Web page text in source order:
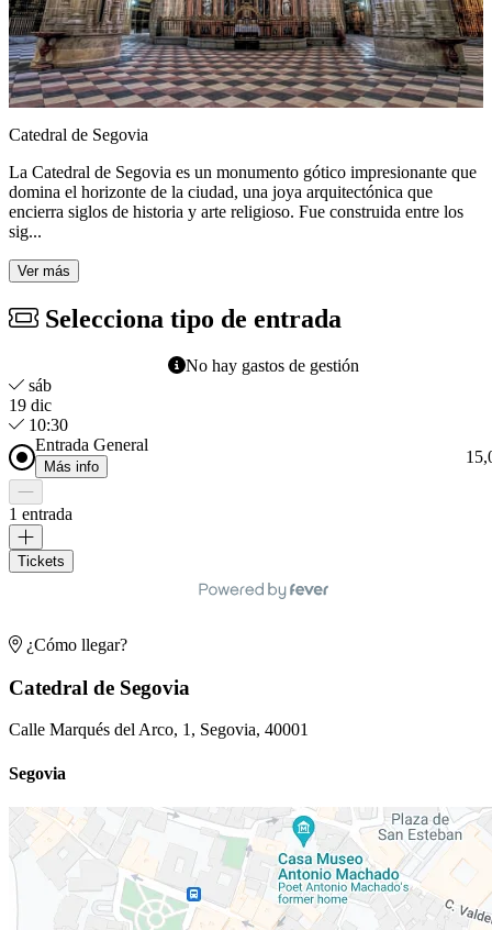
Catedral de Segovia
La Catedral de Segovia es un monumento gótico impresionante que
domina el horizonte de la ciudad, una joya arquitectónica que
encierra siglos de historia y arte religioso. Fue construida entre los
sig...
Ver más
¿Cómo llegar?
Catedral de Segovia
Calle Marqués del Arco, 1, Segovia, 40001
Segovia
Selecciona tipo de entrada
No hay gastos de gestión
sáb
19 dic
10:30
Entrada General
Más info
1 entrada
Tickets